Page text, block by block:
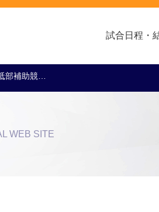
試合日程・
レディース
部補助競…
WEB SITE